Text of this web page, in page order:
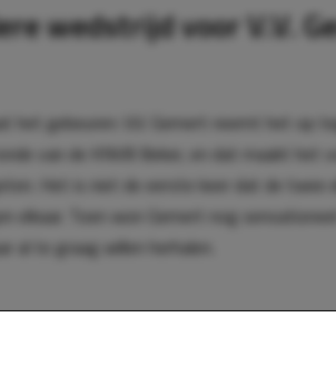
wedstrijd voor V.V.
het gebeuren: V.V. Gemert neemt het op
van de KNVB Beker, en dat maakt het
Het is niet de eerste keer dat de twee
elkaar. Toen won Gemert nog
al te graag willen herhalen.